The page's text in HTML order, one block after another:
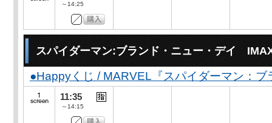
～14:25
スパイダーマン:ブランド・ニュー・デイ
●Happyくじ / MARVEL『スパイダーマン：
11:35
～14:15